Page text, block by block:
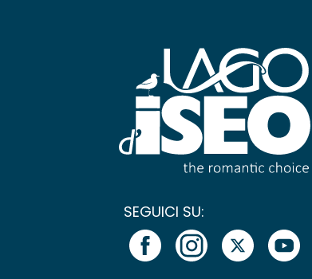
SEGUICI SU: